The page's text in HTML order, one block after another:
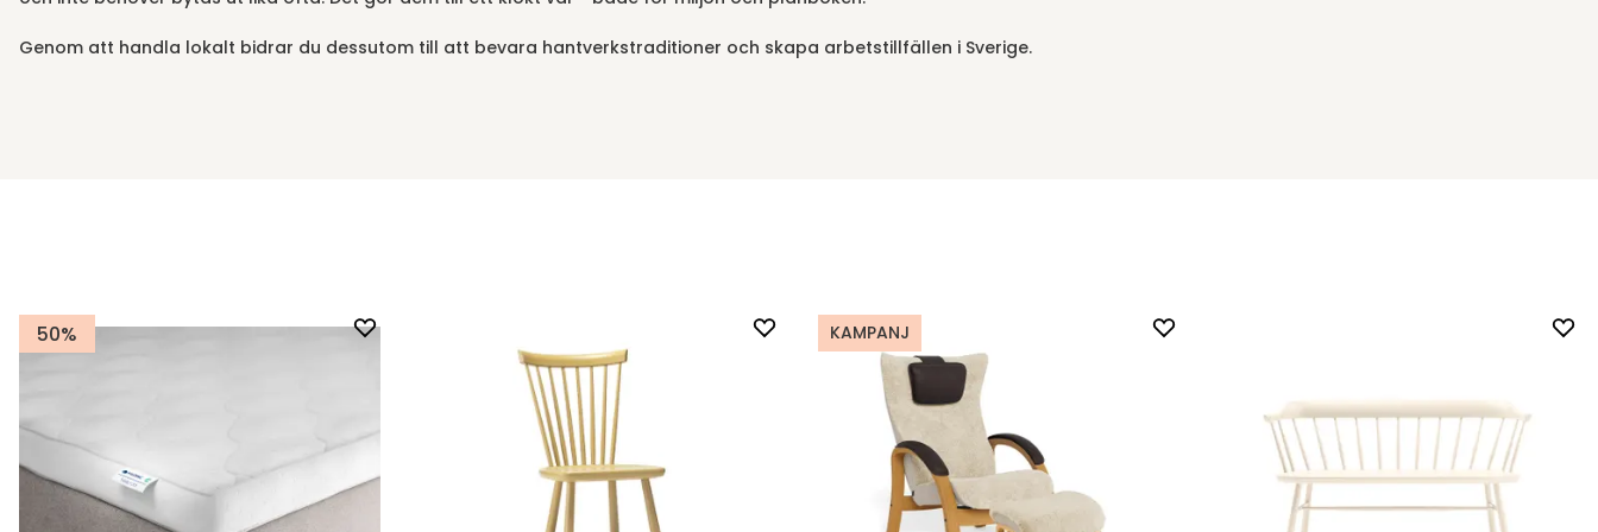
Genom att handla lokalt bidrar du dessutom till att bevara hantverkstraditioner och skapa arbetstillfällen i Sverige.
50% KAMPANJ